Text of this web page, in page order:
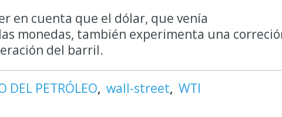
en cuenta que el dólar, que venía
monedas, también experimenta una
del barril.
DEL PETRÓLEO wall-street WTI